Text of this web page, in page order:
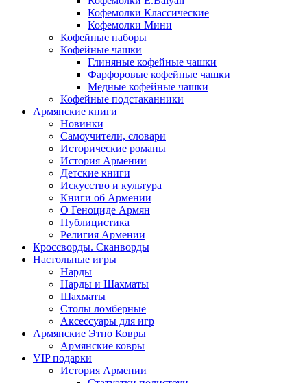
Кофемолки Классические
Кофемолки Мини
Кофейные наборы
Кофейные чашки
Глиняные кофейные чашки
Фарфоровые кофейные чашки
Медные кофейные чашки
Кофейные подстаканники
Армянские книги
Новинки
Самоучители, словари
Исторические романы
История Армении
Детские книги
Иcкусство и культура
Книги об Армении
О Геноциде Армян
Публицистика
Религия Армении
Кроссворды. Сканворды
Настольные игры
Нарды
Нарды и Шахматы
Шахматы
Столы ломберные
Аксессуары для игр
Армянские Этно Ковры
Армянские ковры
VIP подарки
История Армении